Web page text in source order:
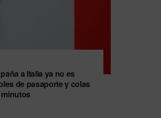
a Italia ya no es
de pasaporte y colas